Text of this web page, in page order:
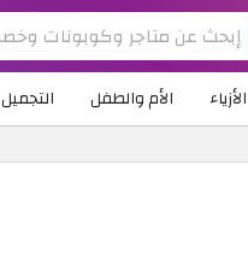
الأزياء الأم والطفل التجميل